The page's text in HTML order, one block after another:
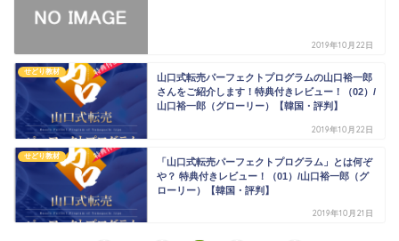
2019年10月22日
せどり教材
山口式転売パーフェクトプログラムの山口裕一郎
さんをご紹介します！特典付きレビュー！（02）/
山口裕一郎（グローリー）【韓国・評判】
2019年10月22日
せどり教材
「山口式転売パーフェクトプログラム」とは何ぞ
や？ 特典付きレビュー！（01）/山口裕一郎（グ
ローリー）【韓国・評判】
2019年10月21日